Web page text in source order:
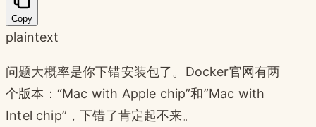
Copy
plaintext
问题大概率是你下错安装包了。Docker官网有两
个版本：“Mac with Apple chip”和”Mac with
Intel chip”，下错了肯定起不来。